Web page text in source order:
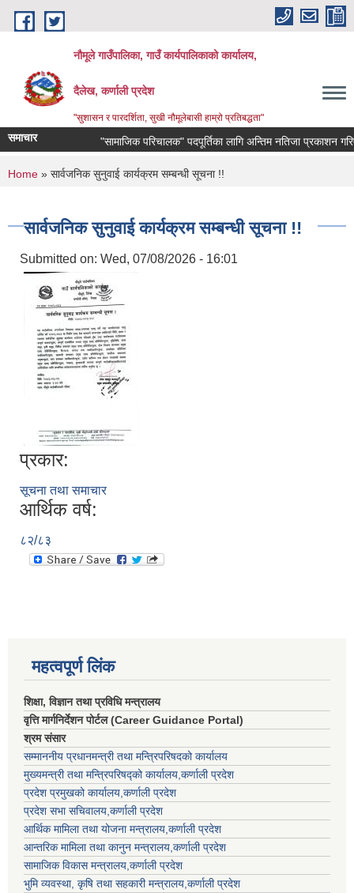
Skip to main content
नौमूले गाउँपालिका, गाउँ कार्यपालिकाको कार्यालय,
दैलेख, कर्णाली प्रदेश
"सुशासन र पारदर्शिता, सुखी नौमूलेबासी हाम्रो प्रतिबद्धता"
समाचार "सामाजिक परिचालक" पदपूर्तिका लागि अन्तिम नतिजा प्रकाशन गरिएको
You are here
Home » सार्वजनिक सुनुवाई कार्यक्रम सम्बन्धी सूचना !!
सार्वजनिक सुनुवाई कार्यक्रम सम्बन्धी सूचना !!
Submitted on: Wed, 07/08/2026 - 16:01
प्रकार:
सूचना तथा समाचार
आर्थिक वर्ष:
८२/८३
महत्वपूर्ण लिंक
शिक्षा, विज्ञान तथा प्रविधि मन्त्रालय
वृत्ति मार्गनिर्देशन पोर्टल (Career Guidance Portal)
श्रम संसार
सम्माननीय प्रधानमन्त्री तथा मन्त्रिपरिषद‌को कार्यालय
मुख्यमन्त्री तथा मन्त्रिपरिषद्को कार्यालय,कर्णाली प्रदेश
प्रदेश प्रमुखको कार्यालय,कर्णाली प्रदेश
प्रदेश सभा सचिवालय,कर्णाली प्रदेश
आर्थिक मामिला तथा योजना मन्त्रालय,कर्णाली प्रदेश
आन्तरिक मामिला तथा कानुन मन्त्रालय,कर्णाली प्रदेश
सामाजिक विकास मन्त्रालय,कर्णाली प्रदेश
भुमि व्यवस्था, कृषि तथा सहकारी मन्त्रालय,कर्णाली प्रदेश